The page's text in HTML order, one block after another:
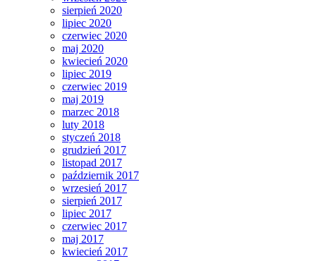
sierpień 2020
lipiec 2020
czerwiec 2020
maj 2020
kwiecień 2020
lipiec 2019
czerwiec 2019
maj 2019
marzec 2018
luty 2018
styczeń 2018
grudzień 2017
listopad 2017
październik 2017
wrzesień 2017
sierpień 2017
lipiec 2017
czerwiec 2017
maj 2017
kwiecień 2017